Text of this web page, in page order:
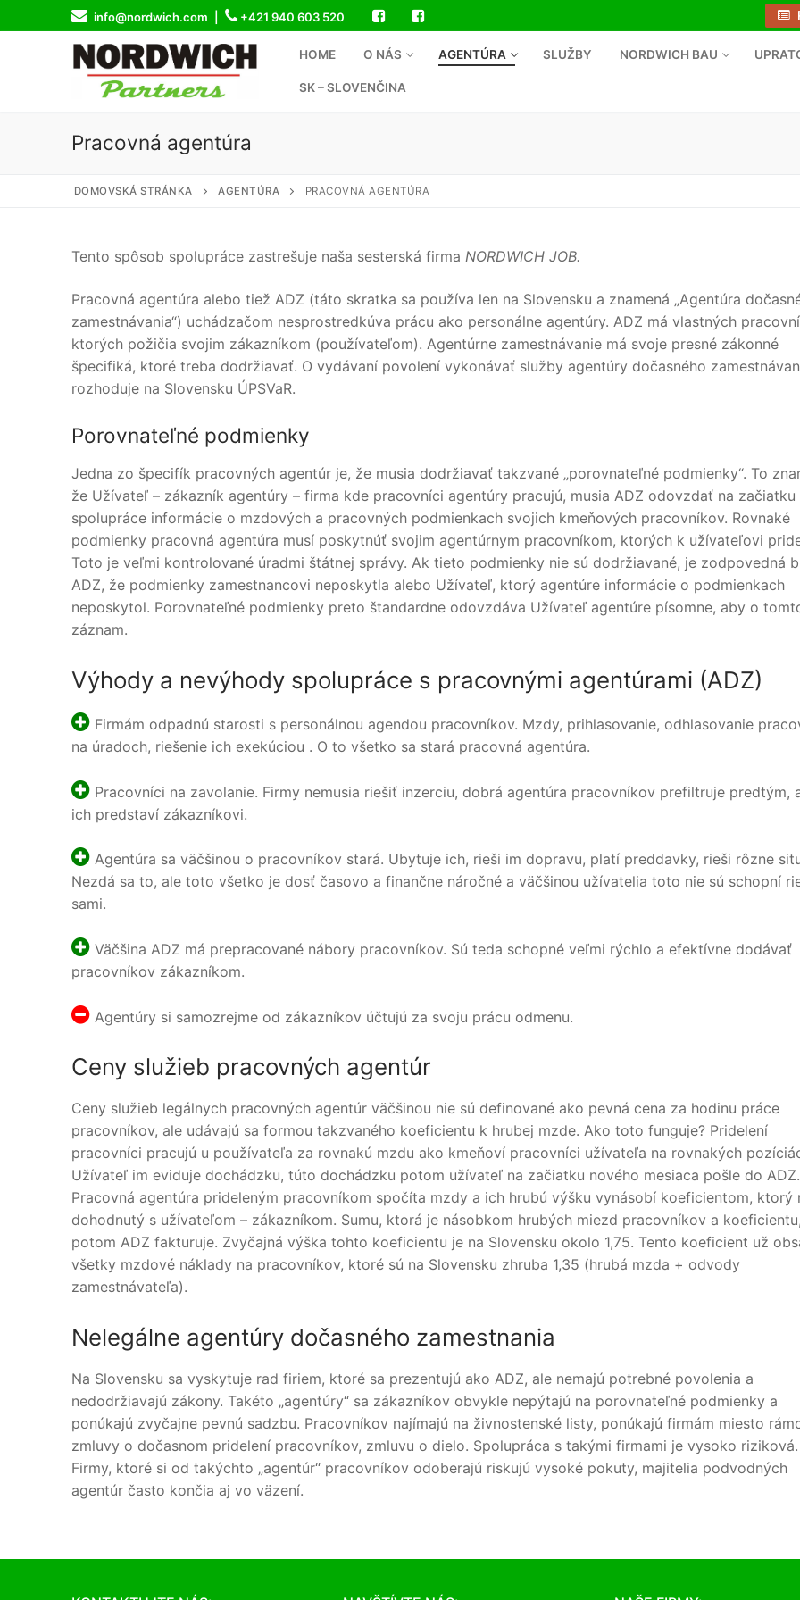
na
info@nordwich.com | +421 940 603 520
HOME O NÁS AGENTÚRA SLUŽBY NORDWICH BAU
SK – SLOVENČINA
Pracovná agentúra
DOMOVSKÁ STRÁNKA AGENTÚRA PRACOVNÁ AGENTÚRA
Tento spôsob spolupráce zastrešuje naša sesterská firma NORDWICH JOB.
Pracovná agentúra alebo tiež ADZ (táto skratka sa používa len na Slovensku a znamená „Agentúra
zamestnávania“) uchádzačom nesprostredkúva prácu ako personálne agentúry. ADZ má vlastných
ktorých požičia svojim zákazníkom (používateľom). Agentúrne zamestnávanie má svoje presné zákonné
špecifiká, ktoré treba dodržiavať. O vydávaní povolení vykonávať služby agentúry dočasného
rozhoduje na Slovensku ÚPSVaR.
Porovnateľné podmienky
Jedna zo špecifík pracovných agentúr je, že musia dodržiavať takzvané „porovnateľné podmienky“. To
že Užívateľ – zákazník agentúry – firma kde pracovníci agentúry pracujú, musia ADZ odovzdať na začiatku
spolupráce informácie o mzdových a pracovných podmienkach svojich kmeňových pracovníkov. Rovnaké
podmienky pracovná agentúra musí poskytnúť svojim agentúrnym pracovníkom, ktorých k užívateľovi
Toto je veľmi kontrolované úradmi štátnej správy. Ak tieto podmienky nie sú dodržiavané, je zodpovedná
ADZ, že podmienky zamestnancovi neposkytla alebo Užívateľ, ktorý agentúre informácie o podmienkach
neposkytol. Porovnateľné podmienky preto štandardne odovzdáva Užívateľ agentúre písomne, aby o
záznam.
Výhody a nevýhody spolupráce s pracovnými agentúrami (ADZ)
Firmám odpadnú starosti s personálnou agendou pracovníkov. Mzdy, prihlasovanie, odhlasovanie
na úradoch, riešenie ich exekúciou . O to všetko sa stará pracovná agentúra.
Pracovníci na zavolanie. Firmy nemusia riešiť inzerciu, dobrá agentúra pracovníkov prefiltruje predtým,
ich predstaví zákazníkovi.
Agentúra sa väčšinou o pracovníkov stará. Ubytuje ich, rieši im dopravu, platí preddavky, rieši rôzne
Nezdá sa to, ale toto všetko je dosť časovo a finančne náročné a väčšinou užívatelia toto nie sú schopní
sami.
Väčšina ADZ má prepracované nábory pracovníkov. Sú teda schopné veľmi rýchlo a efektívne dodávať
pracovníkov zákazníkom.
Agentúry si samozrejme od zákazníkov účtujú za svoju prácu odmenu.
Ceny služieb pracovných agentúr
Ceny služieb legálnych pracovných agentúr väčšinou nie sú definované ako pevná cena za hodinu práce
pracovníkov, ale udávajú sa formou takzvaného koeficientu k hrubej mzde. Ako toto funguje? Pridelení
pracovníci pracujú u používateľa za rovnakú mzdu ako kmeňoví pracovníci užívateľa na rovnakých
Užívateľ im eviduje dochádzku, túto dochádzku potom užívateľ na začiatku nového mesiaca pošle do ADZ.
Pracovná agentúra prideleným pracovníkom spočíta mzdy a ich hrubú výšku vynásobí koeficientom, ktorý
dohodnutý s užívateľom – zákazníkom. Sumu, ktorá je násobkom hrubých miezd pracovníkov a koeficientu,
potom ADZ fakturuje. Zvyčajná výška tohto koeficientu je na Slovensku okolo 1,75. Tento koeficient už
všetky mzdové náklady na pracovníkov, ktoré sú na Slovensku zhruba 1,35 (hrubá mzda + odvody
zamestnávateľa).
Nelegálne agentúry dočasného zamestnania
Na Slovensku sa vyskytuje rad firiem, ktoré sa prezentujú ako ADZ, ale nemajú potrebné povolenia a
nedodržiavajú zákony. Takéto „agentúry“ sa zákazníkov obvykle nepýtajú na porovnateľné podmienky a
ponúkajú zvyčajne pevnú sadzbu. Pracovníkov najímajú na živnostenské listy, ponúkajú firmám miesto
zmluvy o dočasnom pridelení pracovníkov, zmluvu o dielo. Spolupráca s takými firmami je vysoko riziková.
Firmy, ktoré si od takýchto „agentúr“ pracovníkov odoberajú riskujú vysoké pokuty, majitelia podvodných
agentúr často končia aj vo väzení.